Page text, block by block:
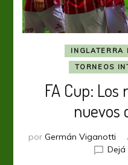
INGLATERRA
TORNEOS
FA Cup:
nuevos
por Germán Viganotti
Dejá